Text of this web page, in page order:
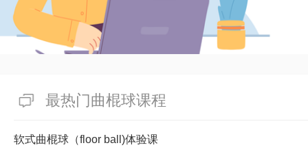
最热门曲棍球课程
软式曲棍球（floor ball)体验课